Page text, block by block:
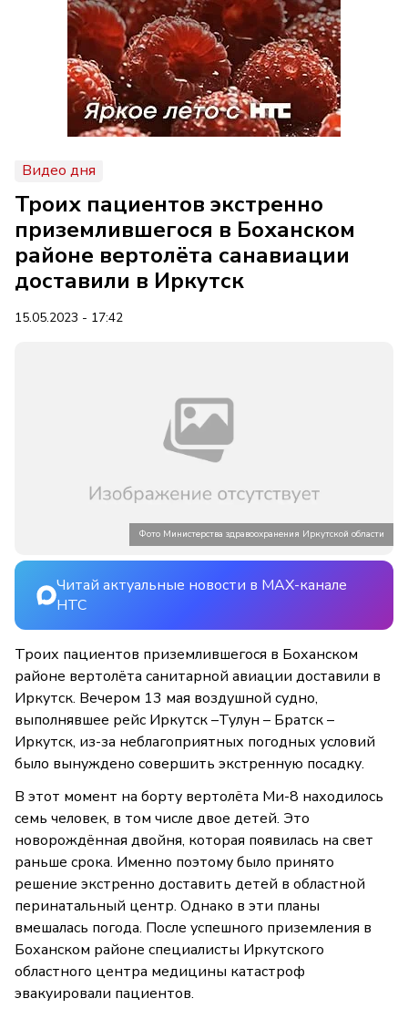
Видео дня
Троих пациентов экстренно
приземлившегося в Боханском
районе вертолёта санавиации
доставили в Иркутск
15.05.2023 - 17:42
Фото Министерства здравоохранения Иркутской области
Читай актуальные новости в MAX-канале
НТС
Троих пациентов приземлившегося в Боханском
районе вертолёта санитарной авиации доставили в
Иркутск. Вечером 13 мая воздушной судно,
выполнявшее рейс Иркутск –Тулун – Братск –
Иркутск, из-за неблагоприятных погодных условий
было вынуждено совершить экстренную посадку.
В этот момент на борту вертолёта Ми-8 находилось
семь человек, в том числе двое детей. Это
новорождённая двойня, которая появилась на свет
раньше срока. Именно поэтому было принято
решение экстренно доставить детей в областной
перинатальный центр. Однако в эти планы
вмешалась погода. После успешного приземления в
Боханском районе специалисты Иркутского
областного центра медицины катастроф
эвакуировали пациентов.